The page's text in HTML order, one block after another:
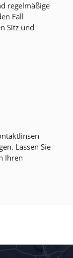
regelmäßige
Fall
Sitz und
Lassen Sie
Ihren